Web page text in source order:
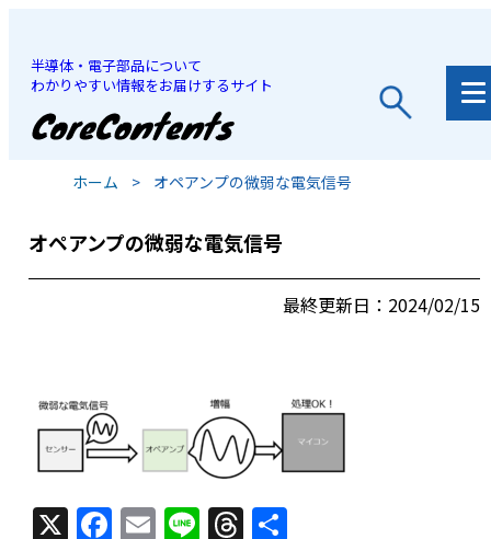
半導体・電子部品について
わかりやすい情報をお届けするサイト
JP
ホーム > オペアンプの微弱な電気信号
オペアンプの微弱な電気信号
最終更新日：2024/02/15
X F E Li T